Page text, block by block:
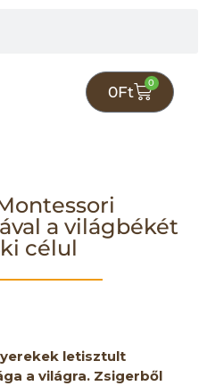
0Ft 0
a világbékét
célul
letisztult
a világra. Zsigerből